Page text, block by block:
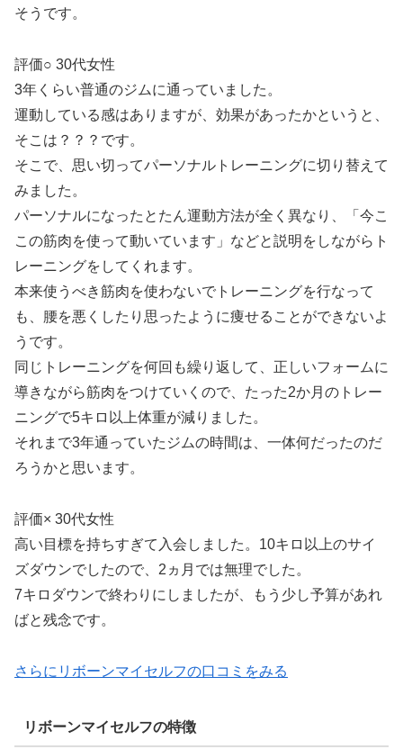
そうです。
評価○ 30代女性
3年くらい普通のジムに通っていました。
運動している感はありますが、効果があったかというと、
そこは？？？です。
そこで、思い切ってパーソナルトレーニングに切り替えて
みました。
パーソナルになったとたん運動方法が全く異なり、「今こ
この筋肉を使って動いています」などと説明をしながらト
レーニングをしてくれます。
本来使うべき筋肉を使わないでトレーニングを行なって
も、腰を悪くしたり思ったように痩せることができないよ
うです。
同じトレーニングを何回も繰り返して、正しいフォームに
導きながら筋肉をつけていくので、たった2か月のトレー
ニングで5キロ以上体重が減りました。
それまで3年通っていたジムの時間は、一体何だったのだ
ろうかと思います。
評価× 30代女性
高い目標を持ちすぎて入会しました。10キロ以上のサイ
ズダウンでしたので、2ヵ月では無理でした。
7キロダウンで終わりにしましたが、もう少し予算があれ
ばと残念です。
さらにリボーンマイセルフの口コミをみる
リボーンマイセルフの特徴